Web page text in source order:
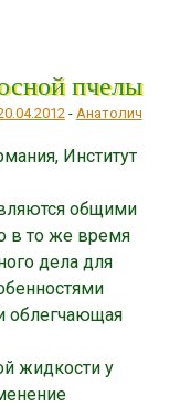
пчелы
- Анатолич
Институт
общими
в то же время
дела для
облегчающая
жидкости у